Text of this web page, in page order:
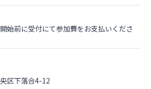
始前に受付にて参加費をお支払いくださ
区下落合4-12